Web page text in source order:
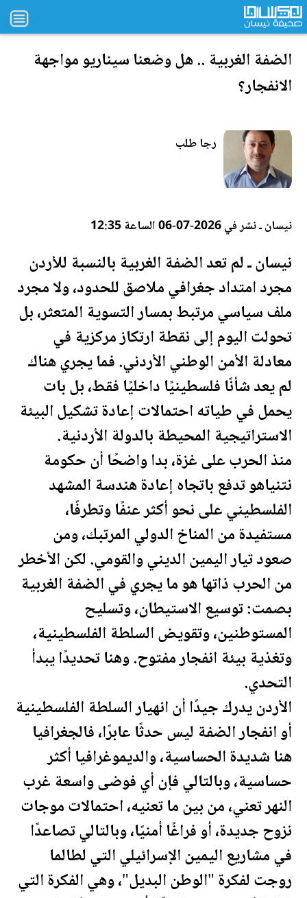
الضفة الغربية .. هل وضعنا سيناريو مواجهة
الانفجار؟
رجا طلب
نيسان ـ نشر في 2026-07-06 الساعة 12:35
نيسان ـ لم تعد الضفة الغربية بالنسبة للأردن
مجرد امتداد جغرافي ملاصق للحدود، ولا مجرد
ملف سياسي مرتبط بمسار التسوية المتعثر، بل
تحولت اليوم إلى نقطة ارتكاز مركزية في
معادلة الأمن الوطنيالأردني. فما يجري هناك
لم يعد شأنًافلسطينيًا داخليًا فقط، بل بات
يحمل في طياته احتمالات إعادة تشكيل البيئة
الاستراتيجية المحيطة بالدولةالأردنية.
منذ الحرب على غزة، بدا واضحًا أن حكومة
نتنياهو تدفع باتجاه إعادة هندسة المشهد
الفلسطيني على نحو أكثر عنفًا وتطرفًا،
مستفيدة من المناخ الدولي المرتبك، ومن
صعود تيار اليمين الديني والقومي. لكن الأخطر
من الحرب ذاتها هو ما يجري في الضفة الغربية
بصمت: توسيع الاستيطان، وتسليح
المستوطنين، وتقويض السلطة الفلسطينية،
وتغذية بيئة انفجار مفتوح. وهنا تحديدًا يبدأ
التحدي.
الأردنيدرك جيدًا أن انهيار السلطة الفلسطينية
أو انفجار الضفة ليس حدثًا عابرًا، فالجغرافيا
هنا شديدةالحساسية، والديموغرافيا أكثر
حساسية، وبالتالي فإن أي فوضى واسعة غرب
النهر تعني، من بين ما تعنيه، احتمالات موجات
نزوح جديدة، أو فراغًا أمنيًا، وبالتالي تصاعدًا
في مشاريع اليمين الإسرائيلي التي لطالما
روجت لفكرة "الوطن البديل"، وهي الفكرة التي